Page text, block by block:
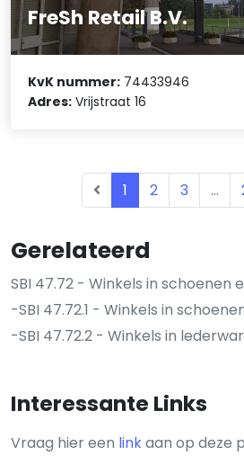
Gerelateerd
SBI 47.72 - Winkels in schoenen
-SBI 47.72.1 - Winkels in
-SBI 47.72.2 - Winkels in
Interessante Links
Vraag hier een linkaan op deze
FreSh Retail B.V.
KvK nummer: 74433946
Adres: Vrijstraat 16
1 2 3 ...